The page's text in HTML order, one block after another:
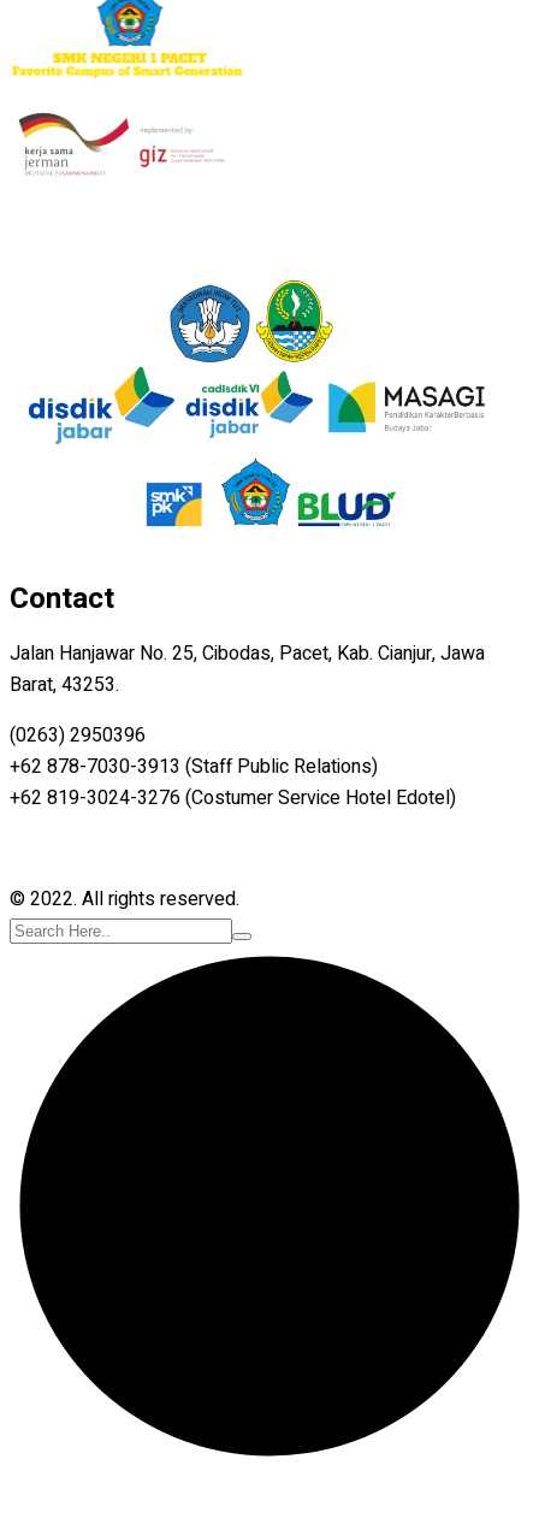
Contact
Jalan Hanjawar No. 25, Cibodas, Pacet, Kab. Cianjur, Jawa
Barat, 43253.
(0263) 2950396
+62 878-7030-3913 (Staff Public Relations)
+62 819-3024-3276 (Costumer Service Hotel Edotel)
© 2022. All rights reserved.